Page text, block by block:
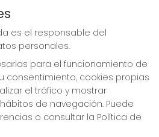
9-AVILES - RECEPTOR
WhatsApp
es el responsable del
personales.
para el funcionamiento de
consentimiento, cookies propias
el tráfico y mostrar
de navegación. Puede
o consultar la Política de